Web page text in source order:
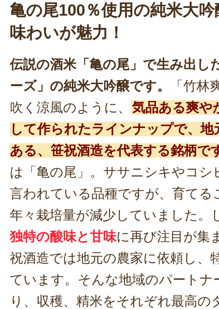
亀の尾100％使用の純米大
味わいが魅力！
伝説の酒米「亀の尾」で生み出し
ーズ」の純米大吟醸です。
「竹林
吹く涼風のように、 気品ある爽や
して作られたラインナップで、
ある、笹祝酒造を代表する銘柄で
は「亀の尾」。ササニシキやコシ
言われている品種ですが、育てる
年々栽培量が減少していました。
独特の酸味と甘味に再び注目が集
祝酒造では地元の農家に依頼し、
ています。そんな地域のパートナ
り、収穫、精米をそれぞれ最高の